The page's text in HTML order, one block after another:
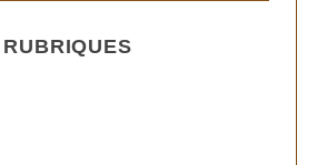
RUBRIQUES